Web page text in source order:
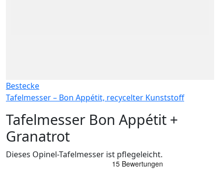
Bestecke
Tafelmesser – Bon Appétit, recycelter Kunststoff
Tafelmesser Bon Appétit +
Granatrot
Dieses Opinel-Tafelmesser ist pflegeleicht.